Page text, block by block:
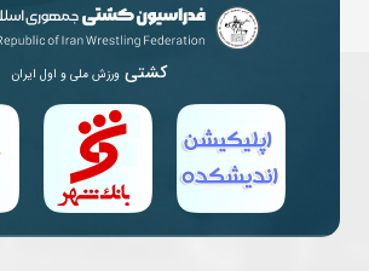
کشتی ورزش ملی و اول ایران